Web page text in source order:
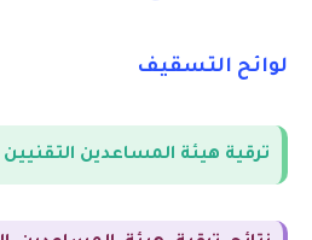
لوائح التسقيف
ترقية هيئة المساعدين التقنيين